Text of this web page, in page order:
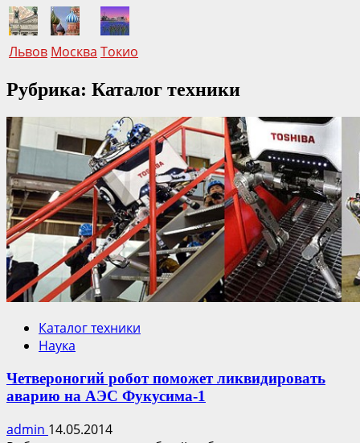
Львов Москва Токио
Рубрика: Каталог техники
Каталог техники
Наука
Четвероногий робот поможет ликвидировать
аварию на АЭС Фукусима-1
admin 14.05.2014